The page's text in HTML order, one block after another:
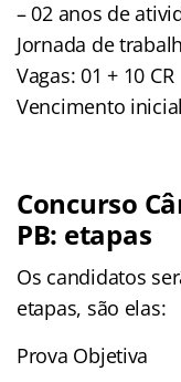
– 02 anos de
Jornada de
Vagas: 01 + 10 CR
Vencimento
Concurso
PB: etapas
Os candidatos
etapas, são elas:
Prova Objetiva